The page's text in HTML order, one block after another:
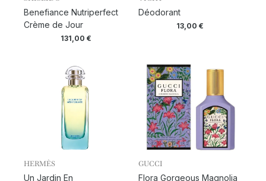
Benefiance Nutriperfect
Crème de Jour
131,00 €
Déodorant
13,00€
HERMÈS
Un Jardin En
GUCCI
Flora Gorgeous Magnolia